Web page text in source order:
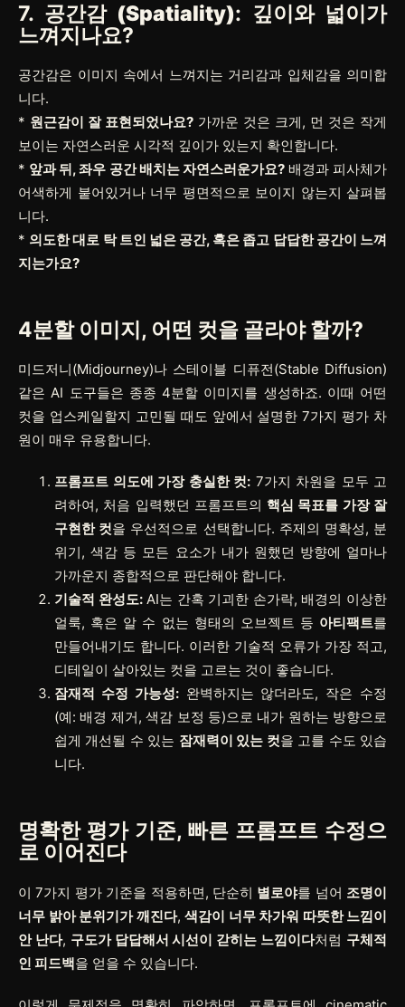
7. 공간감 (Spatiality): 깊이와 넓이가
느껴지나요?
공간감은 이미지 속에서 느껴지는 거리감과 입체감을 의미합
니다.
* 원근감이 잘 표현되었나요? 가까운 것은 크게, 먼 것은 작게
보이는 자연스러운 시각적 깊이가 있는지 확인합니다.
* 앞과 뒤, 좌우 공간 배치는 자연스러운가요?배경과 피사체가
어색하게 붙어있거나 너무 평면적으로 보이지 않는지 살펴봅
니다.
* 의도한 대로 탁 트인 넓은 공간, 혹은 좁고 답답한 공간이 느껴
지는가요?
4분할 이미지, 어떤 컷을 골라야 할까?
미드저니(Midjourney)나 스테이블 디퓨전(Stable Diffusion)
같은 AI 도구들은 종종 4분할 이미지를 생성하죠. 이때 어떤
컷을 업스케일할지 고민될 때도 앞에서 설명한 7가지 평가 차
원이 매우 유용합니다.
프롬프트 의도에 가장 충실한 컷: 7가지 차원을 모두 고
려하여, 처음 입력했던 프롬프트의 핵심 목표를 가장 잘
구현한 컷을 우선적으로 선택합니다. 주제의 명확성, 분
위기, 색감 등 모든 요소가 내가 원했던 방향에 얼마나
가까운지 종합적으로 판단해야 합니다.
기술적 완성도:AI는 간혹 기괴한 손가락, 배경의 이상한
얼룩, 혹은 알 수 없는 형태의 오브젝트 등 아티팩트를
만들어내기도 합니다. 이러한 기술적 오류가 가장 적고,
디테일이 살아있는 컷을 고르는 것이 좋습니다.
잠재적 수정 가능성:완벽하지는 않더라도, 작은 수정
(예: 배경 제거, 색감 보정 등)으로 내가 원하는 방향으로
쉽게 개선될 수 있는 잠재력이 있는 컷을 고를 수도 있습
니다.
명확한 평가 기준, 빠른 프롬프트 수정으
로 이어진다
이 7가지 평가 기준을 적용하면, 단순히 별로야를 넘어 조명이
너무 밝아 분위기가 깨진다, 색감이 너무 차가워 따뜻한 느낌이
안 난다, 구도가 답답해서 시선이 갇히는 느낌이다처럼 구체적
인 피드백을 얻을 수 있습니다.